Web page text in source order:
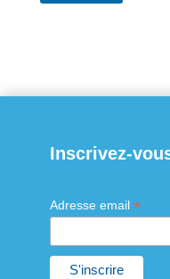
Inscrivez-
Adresse email *